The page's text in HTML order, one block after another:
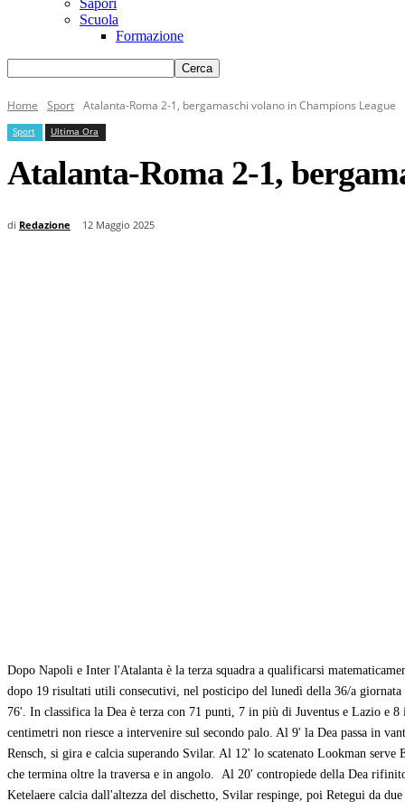
Sapori
Scuola
Formazione
Home Sport Atalanta-Roma 2-1, bergamaschi volano in Champions League
Sport Ultima Ora
Atalanta-Roma 2-1,
di Redazione 12 Maggio 2025
Dopo Napoli e Inter l'Atalanta è la terza squadra a qualificarsi
dopo 19 risultati utili consecutivi, nel posticipo del lunedì della 36/a
76'. In classifica la Dea è terza con 71 punti, 7 in più di Juventus e Lazio e
centimetri non riesce a intervenire sul secondo palo. Al 9' la Dea passa in
Rensch, si gira e calcia superando Svilar. Al 12' lo scatenato Lookman
che termina oltre la traversa e in angolo. Al 20' contropiede della Dea
Ketelaere calcia dall'altezza del dischetto, Svilar respinge, poi Retegui da